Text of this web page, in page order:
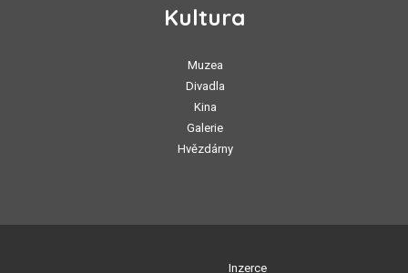
Kultura
Muzea
Divadla
Kina
Galerie
Hvězdárny
Inzerce